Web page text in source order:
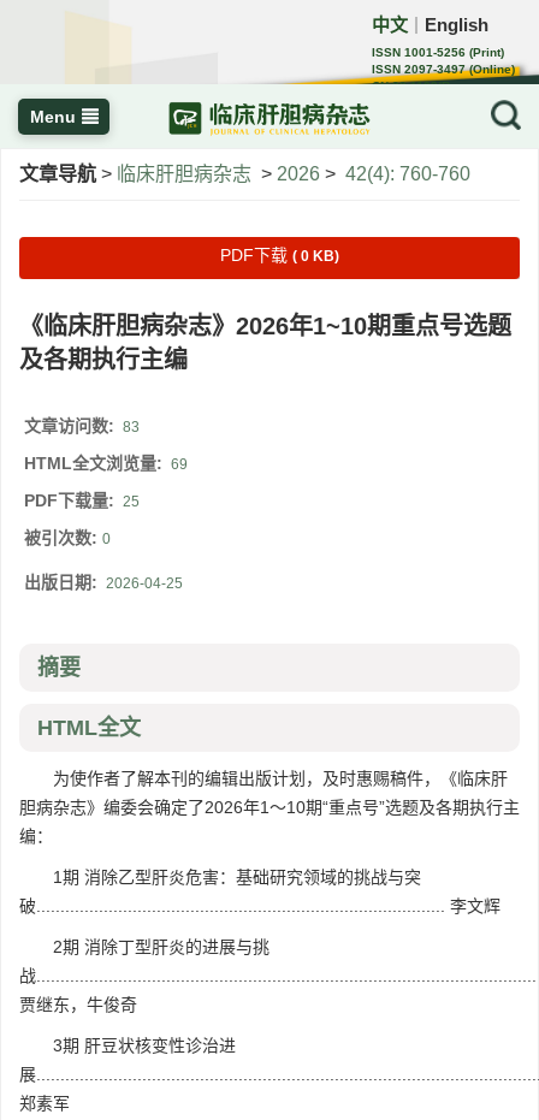
中文 English
ISSN 1001-5256 (Print)
ISSN 2097-3497 (Online)
CN 22-1108/R
Menu
文章导航 > 临床肝胆病杂志 > 2026 > 42(4): 760-760
PDF下载 ( 0 KB)
《临床肝胆病杂志》2026年1~10期重点号选题
及各期执行主编
文章访问数: 83
HTML全文浏览量: 69
PDF下载量: 25
被引次数: 0
出版日期: 2026-04-25
摘要
HTML全文
为使作者了解本刊的编辑出版计划，及时惠赐稿件，《临床肝
胆病杂志》编委会确定了2026年1～10期“重点号”选题及各期执行主
编：
1期 消除乙型肝炎危害：基础研究领域的挑战与突
破..................................................................................... 李文辉
2期 消除丁型肝炎的进展与挑
战........................................................................................................
贾继东，牛俊奇
3期 肝豆状核变性诊治进
展
郑素军